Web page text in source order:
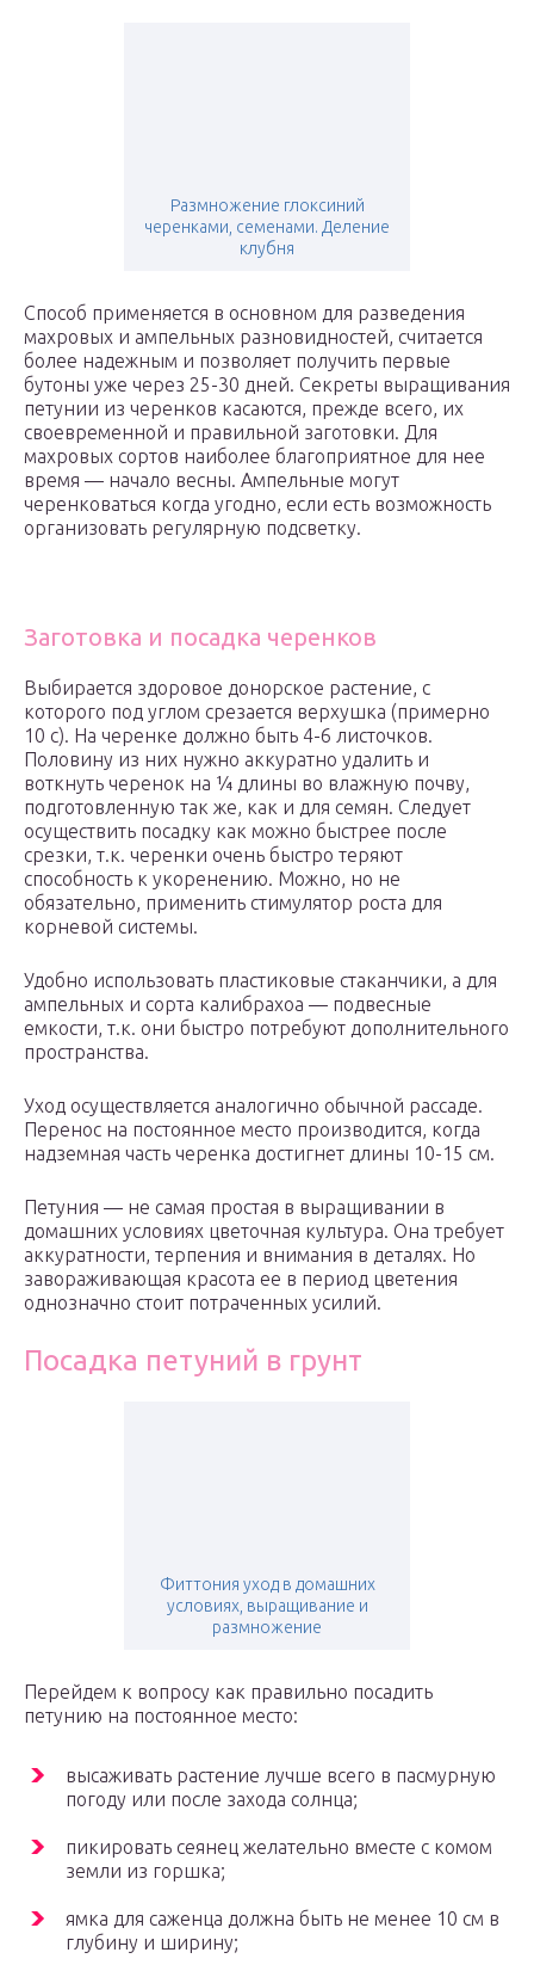
Размножение глоксиний
черенками, семенами. Деление
клубня
Способ применяется в основном для разведения
махровых и ампельных разновидностей, считается
более надежным и позволяет получить первые
бутоны уже через 25-30 дней. Секреты выращивания
петунии из черенков касаются, прежде всего, их
своевременной и правильной заготовки. Для
махровых сортов наиболее благоприятное для нее
время — начало весны. Ампельные могут
черенковаться когда угодно, если есть возможность
организовать регулярную подсветку.
Заготовка и посадка черенков
Выбирается здоровое донорское растение, с
которого под углом срезается верхушка (примерно
10 с). На черенке должно быть 4-6 листочков.
Половину из них нужно аккуратно удалить и
воткнуть черенок на ¼ длины во влажную почву,
подготовленную так же, как и для семян. Следует
осуществить посадку как можно быстрее после
срезки, т.к. черенки очень быстро теряют
способность к укоренению. Можно, но не
обязательно, применить стимулятор роста для
корневой системы.
Удобно использовать пластиковые стаканчики, а для
ампельных и сорта калибрахоа — подвесные
емкости, т.к. они быстро потребуют дополнительного
пространства.
Уход осуществляется аналогично обычной рассаде.
Перенос на постоянное место производится, когда
надземная часть черенка достигнет длины 10-15 см.
Петуния — не самая простая в выращивании в
домашних условиях цветочная культура. Она требует
аккуратности, терпения и внимания в деталях. Но
завораживающая красота ее в период цветения
однозначно стоит потраченных усилий.
Посадка петуний в грунт
Фиттония уход в домашних
условиях, выращивание и
размножение
Перейдем к вопросу как правильно посадить
петунию на постоянное место:
высаживать растение лучше всего в пасмурную
погоду или после захода солнца;
пикировать сеянец желательно вместе с комом
земли из горшка;
ямка для саженца должна быть не менее 10 см в
глубину и ширину;